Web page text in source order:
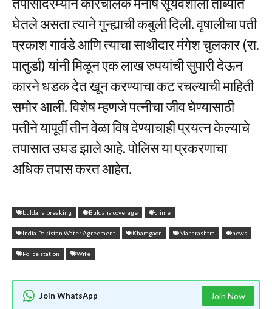
घेतले असता त्याने गुन्ह्याची कबुली दिली. वृषालीचा पती
प्रकाश गावंडे आणि त्याचा साथीदार मंगेश चुलकार (रा.
पातुर्डा) यांनी मिळून एक लाख रुपयांची सुपारी देऊन
कारने धडक देत खून करण्याचा कट रचल्याची माहिती
समोर आली. विशेष म्हणजे पत्नीचा जीव घेण्यासाठी
पतीने यापूर्वी तीन वेळा विष देण्याचाही प्रयत्न केल्याचे
तपासात उघड झाले आहे. पोलिस या प्रकरणाचा
अधिक तपास करत आहेत.
buldana breaking Buldana coverage crime
India-Pakistan Water Agreement Khamgaon Maharashtra news
Police station Wife
Join WhatsApp Join Now